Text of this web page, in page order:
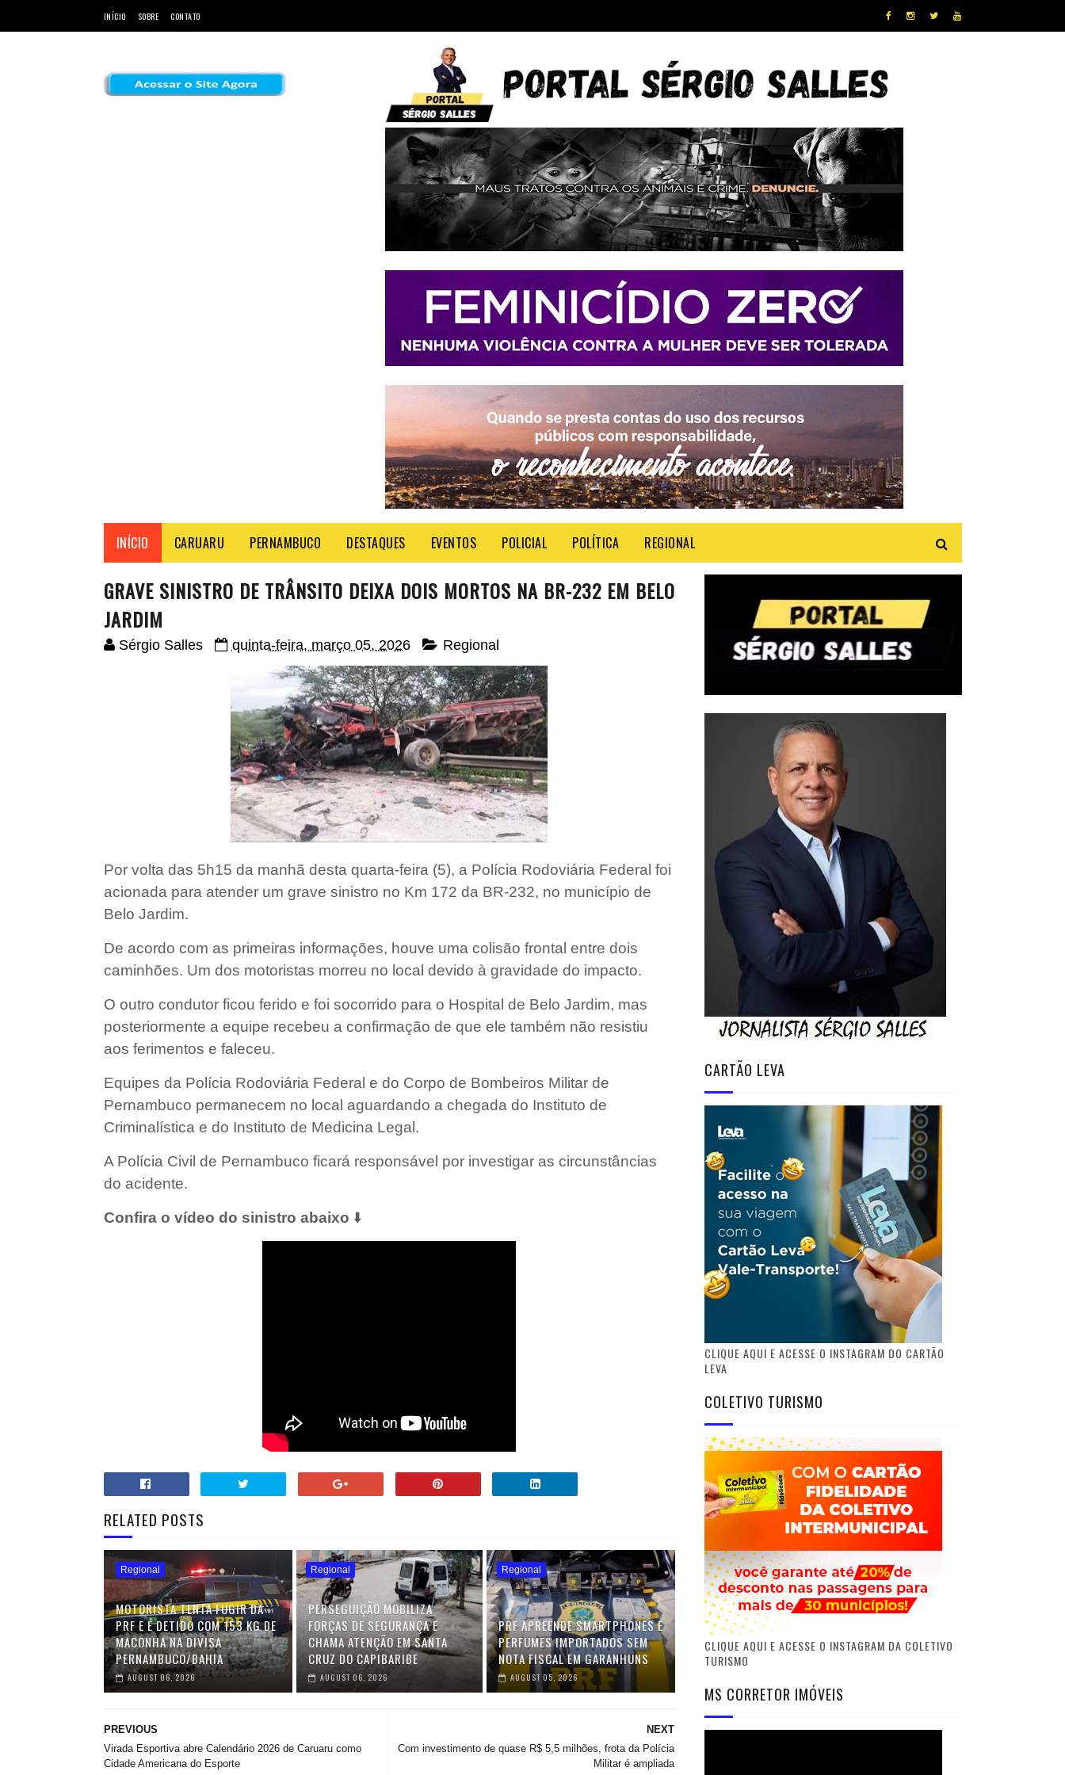
INÍCIO SOBRE CONTATO
INÍCIO CARUARU PERNAMBUCO DESTAQUES EVENTOS POLICIAL POLÍTICA REGIONAL
GRAVE SINISTRO DE TRÂNSITO DEIXA DOIS MORTOS NA BR-232 EM BELO
JARDIM
Sérgio Salles quinta-feira, março 05, 2026 Regional
Por volta das 5h15 da manhã desta quarta-feira (5), a Polícia Rodoviária Federal foi
acionada para atender um grave sinistro no Km 172 da BR-232, no município de
Belo Jardim.
De acordo com as primeiras informações, houve uma colisão frontal entre dois
caminhões. Um dos motoristas morreu no local devido à gravidade do impacto.
O outro condutor ficou ferido e foi socorrido para o Hospital de Belo Jardim, mas
posteriormente a equipe recebeu a confirmação de que ele também não resistiu
aos ferimentos e faleceu.
Equipes da Polícia Rodoviária Federal e do Corpo de Bombeiros Militar de
Pernambuco permanecem no local aguardando a chegada do Instituto de
Criminalística e do Instituto de Medicina Legal.
A Polícia Civil de Pernambuco ficará responsável por investigar as circunstâncias
do acidente.
Confira o vídeo do sinistro abaixo ⬇️
RELATED POSTS
Regional
MOTORISTA TENTA FUGIR DA
PRF E É DETIDO COM 153 KG DE
MACONHA NA DIVISA
PERNAMBUCO/BAHIA
AUGUST 06, 2026
Regional
PERSEGUIÇÃO MOBILIZA
FORÇAS DE SEGURANÇA E
CHAMA ATENÇÃO EM SANTA
CRUZ DO CAPIBARIBE
AUGUST 06, 2026
Regional
PRF APREENDE SMARTPHONES E
PERFUMES IMPORTADOS SEM
NOTA FISCAL EM GARANHUNS
AUGUST 05, 2026
NEXT
Com investimento de quase R$ 5,5 milhões, frota da Polícia
Militar é ampliada
PREVIOUS
Virada Esportiva abre Calendário 2026 de Caruaru como
Cidade Americana do Esporte
CARTÃO LEVA
CLIQUE AQUI E ACESSE O INSTAGRAM DO CARTÃO
LEVA
COLETIVO TURISMO
CLIQUE AQUI E ACESSE O INSTAGRAM DA COLETIVO
TURISMO
MS CORRETOR IMÓVEIS